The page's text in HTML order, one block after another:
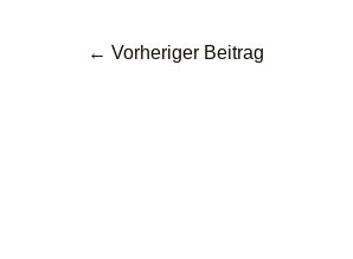
← Vorheriger Beitrag